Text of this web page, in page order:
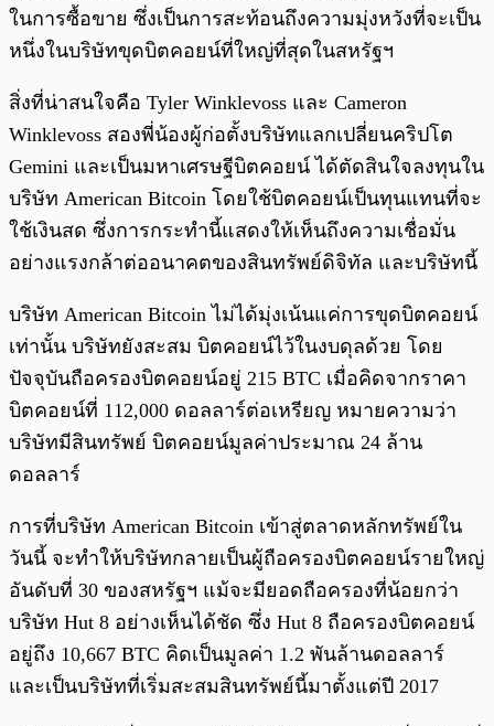
ในการซื้อขาย ซึ่งเป็นการสะท้อนถึงความมุ่งหวังที่จะเป็น
หนึ่งในบริษัทขุดบิตคอยน์ที่ใหญ่ที่สุดในสหรัฐฯ
สิ่งที่น่าสนใจคือ Tyler Winklevoss และ Cameron
Winklevoss สองพี่น้องผู้ก่อตั้งบริษัทแลกเปลี่ยนคริปโต
Gemini และเป็นมหาเศรษฐีบิตคอยน์ ได้ตัดสินใจลงทุนใน
บริษัท American Bitcoin โดยใช้บิตคอยน์เป็นทุนแทนที่จะ
ใช้เงินสด ซึ่งการกระทำนี้แสดงให้เห็นถึงความเชื่อมั่น
อย่างแรงกล้าต่ออนาคตของสินทรัพย์ดิจิทัล และบริษัทนี้
บริษัท American Bitcoin ไม่ได้มุ่งเน้นแค่การขุดบิตคอยน์
เท่านั้น บริษัทยังสะสม บิตคอยน์ไว้ในงบดุลด้วย โดย
ปัจจุบันถือครองบิตคอยน์อยู่ 215 BTC เมื่อคิดจากราคา
บิตคอยน์ที่ 112,000 ดอลลาร์ต่อเหรียญ หมายความว่า
บริษัทมีสินทรัพย์ บิตคอยน์มูลค่าประมาณ 24 ล้าน
ดอลลาร์
การที่บริษัท American Bitcoin เข้าสู่ตลาดหลักทรัพย์ใน
วันนี้ จะทำให้บริษัทกลายเป็นผู้ถือครองบิตคอยน์รายใหญ่
อันดับที่ 30 ของสหรัฐฯ แม้จะมียอดถือครองที่น้อยกว่า
บริษัท Hut 8 อย่างเห็นได้ชัด ซึ่ง Hut 8 ถือครองบิตคอยน์
อยู่ถึง 10,667 BTC คิดเป็นมูลค่า 1.2 พันล้านดอลลาร์
และเป็นบริษัทที่เริ่มสะสมสินทรัพย์นี้มาตั้งแต่ปี 2017